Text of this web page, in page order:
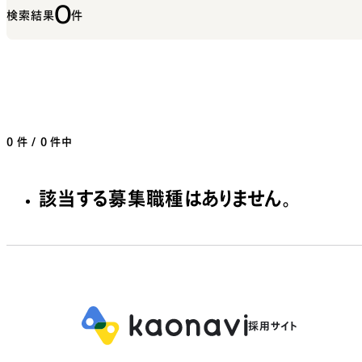
検索結果0件
0 件 / 0 件中
該当する募集職種はありません。